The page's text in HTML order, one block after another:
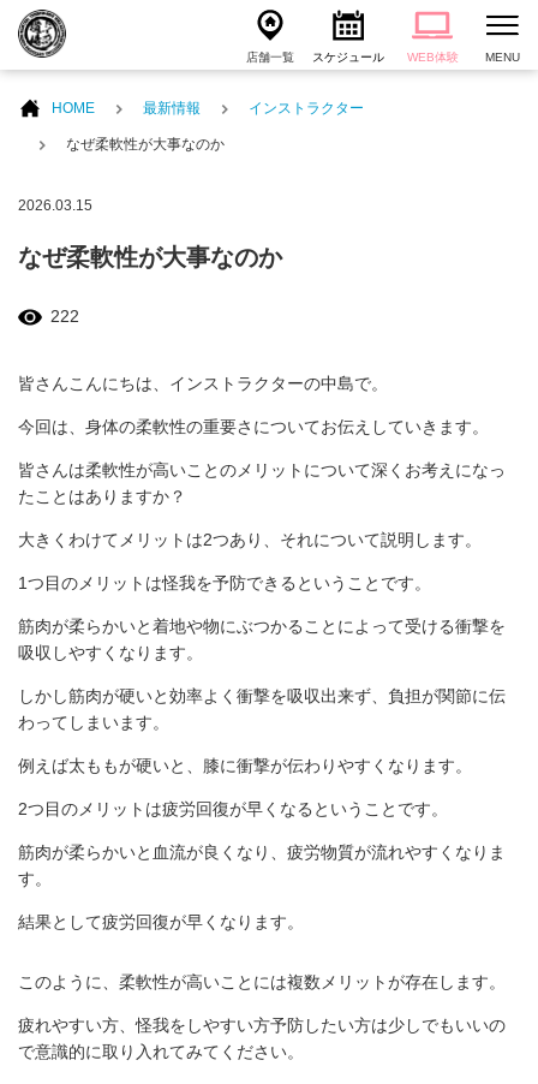
店舗一覧 スケジュール WEB体験 MENU
HOME 最新情報 インストラクター
なぜ柔軟性が大事なのか
2026.03.15
なぜ柔軟性が大事なのか
222
皆さんこんにちは、インストラクターの中島で。
今回は、身体の柔軟性の重要さについてお伝えしていきます。
皆さんは柔軟性が高いことのメリットについて深くお考えになっ
たことはありますか？
大きくわけてメリットは2つあり、それについて説明します。
1つ目のメリットは怪我を予防できるということです。
筋肉が柔らかいと着地や物にぶつかることによって受ける衝撃を
吸収しやすくなります。
しかし筋肉が硬いと効率よく衝撃を吸収出来ず、負担が関節に伝
わってしまいます。
例えば太ももが硬いと、膝に衝撃が伝わりやすくなります。
2つ目のメリットは疲労回復が早くなるということです。
筋肉が柔らかいと血流が良くなり、疲労物質が流れやすくなりま
す。
結果として疲労回復が早くなります。
このように、柔軟性が高いことには複数メリットが存在します。
疲れやすい方、怪我をしやすい方予防したい方は少しでもいいの
で意識的に取り入れてみてください。